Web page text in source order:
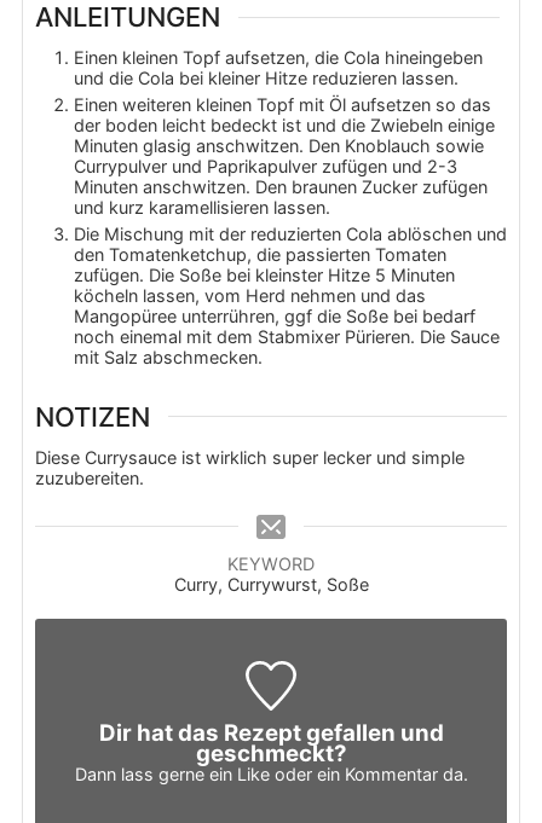
ANLEITUNGEN
Einen kleinen Topf aufsetzen, die Cola hineingeben
und die Cola bei kleiner Hitze reduzieren lassen.
Einen weiteren kleinen Topf mit Öl aufsetzen so das
der boden leicht bedeckt ist und die Zwiebeln einige
Minuten glasig anschwitzen. Den Knoblauch sowie
Currypulver und Paprikapulver zufügen und 2-3
Minuten anschwitzen. Den braunen Zucker zufügen
und kurz karamellisieren lassen.
Die Mischung mit der reduzierten Cola ablöschen und
den Tomatenketchup, die passierten Tomaten
zufügen. Die Soße bei kleinster Hitze 5 Minuten
köcheln lassen, vom Herd nehmen und das
Mangopüree unterrühren, ggf die Soße bei bedarf
noch einemal mit dem Stabmixer Pürieren. Die Sauce
mit Salz abschmecken.
NOTIZEN
Diese Currysauce ist wirklich super lecker und simple
zuzubereiten.
KEYWORD
Curry, Currywurst, Soße
Dir hat das Rezept gefallen und
geschmeckt?
Dann lass gerne ein Like oder ein Kommentar da.